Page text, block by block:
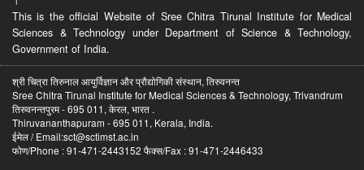
This is the official Website of Sree Chitra Tirunal Institute for Medical
Sciences & Technology under Department of Science & Technology,
Government of India.
श्री चित्रा तिरुनाल आयुर्विज्ञान और प्रौद्योगिकी संस्थान, तिरुवनन्त
Sree Chitra Tirunal Institute for Medical Sciences & Technology, Trivandrum
तिरुवनन्तपुरम - 695 011, केरल, भारत .
Thiruvananthapuram - 695 011, Kerala, India.
ईमेल / Email:sct@sctimst.ac.in
फोण/Phone : 91-471-2443152 फैक्स/Fax : 91-471-2446433